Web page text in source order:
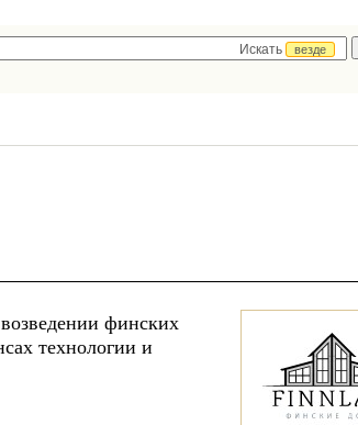
Искать
везде
финских
технологии и